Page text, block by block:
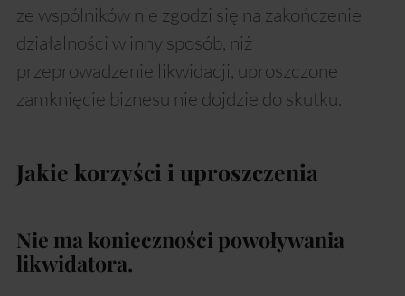
ze wspólników nie zgodzi się na zakończenie
działalności w inny sposób, niż
przeprowadzenie likwidacji, uproszczone
zamknięcie biznesu nie dojdzie do skutku.
Jakie korzyści i uproszczenia
Nie ma konieczności powoływania
likwidatora.